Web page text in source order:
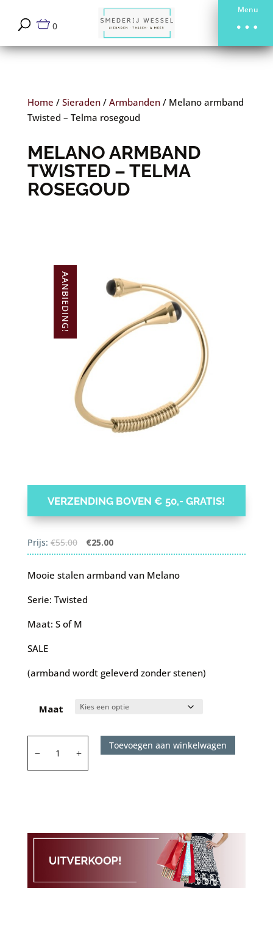
Menu
0
Home / Sieraden/ Armbanden/ Melano armband
Twisted – Telma rosegoud
MELANO ARMBAND
TWISTED – TELMA
ROSEGOUD
AANBIEDING!
VERZENDING BOVEN € 50,- GRATIS!
Prijs: €55.00
Oorspronkelijke
prijs
was:
€25.00Huidige
prijs
is:
Mooie stalen armband van Melano
Serie: Twisted
Maat: S of M
SALE
(armband wordt geleverd zonder stenen)
Maat
armband
Twisted
aantal
Toevoegen aan winkelwagen